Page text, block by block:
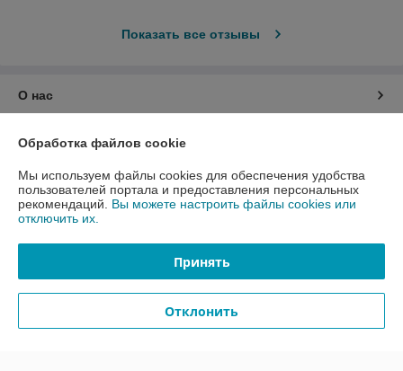
Показать все отзывы
О нас
Контакты
Доставка и оплата
График работы
Политика обработки cookies
Обработка файлов cookie
Мы используем файлы cookies для обеспечения удобства
пользователей портала и предоставления персональных
рекомендаций. Вы можете настроить файлы cookies или
отключить их.
Принять
Отклонить